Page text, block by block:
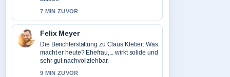
7 MIN ZUVOR
Felix Meyer
Die Berichterstattung zu Claus Kleber: Was
macht er heute? Ehefrau,... wirkt solide und
sehr gut nachvollziehbar.
9 MIN ZUVOR